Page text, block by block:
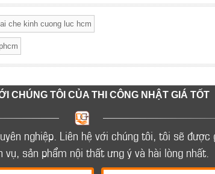
che kinh cuong luc hcm
CHÚNG TÔI CỦA THI CÔNG NHẬT GIÁ TỐT
nghiệp. Liên hệ với chúng tôi, tôi sẽ được
vụ, sản phẩm nội thất ưng ý và hài lòng nhất.